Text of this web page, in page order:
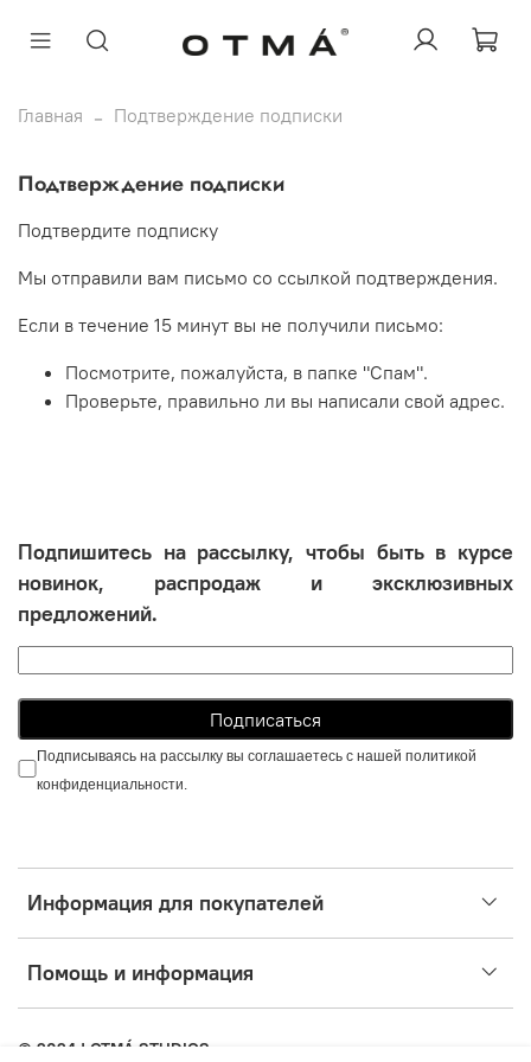
OTMÁ & BOZE
Главная Подтверждение подписки
Подтверждение подписки
Подтвердите подписку
Мы отправили вам письмо со ссылкой подтверждения.
Если в течение 15 минут вы не получили письмо:
Посмотрите, пожалуйста, в папке "Спам".
Проверьте, правильно ли вы написали свой адрес.
Информация для покупателей
Помощь и информация
Подпишитесь на рассылку, чтобы быть в курсе
новинок, распродаж и эксклюзивных
предложений.
Подписываясь на рассылку вы соглашаетесь с нашей политикой
конфиденциальности.
© 2024 | OTMÁ STUDIOS